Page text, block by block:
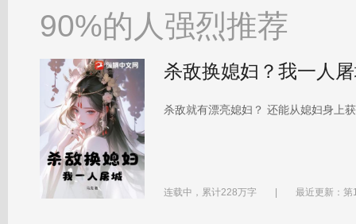
90%的人强烈推荐
杀敌换媳妇？我一人
杀敌就有漂亮媳妇？ 还能从媳妇身上
连载中，累计228万字 最近更新：